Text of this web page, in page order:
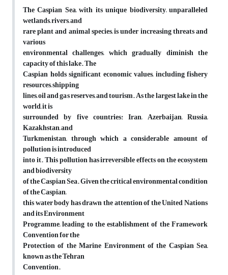
The Caspian Sea, with its unique biodiversity, unparalleled
wetlands, rivers, and
rare plant and animal species, is under increasing threats and
various
environmental challenges, which gradually diminish the
capacity of this lake. The
Caspian holds significant economic values, including fishery
resources, shipping
lines, oil and gas reserves, and tourism. As the largest lake in the
world, it is
surrounded by five countries: Iran, Azerbaijan, Russia,
Kazakhstan, and
Turkmenistan, through which a considerable amount of
pollution is introduced
into it. This pollution has irreversible effects on the ecosystem
and biodiversity
of the Caspian Sea. Given the critical environmental condition
of the Caspian,
this water body has drawn the attention of the United Nations
and its Environment
Programme, leading to the establishment of the Framework
Convention for the
Protection of the Marine Environment of the Caspian Sea,
known as the Tehran
Convention.